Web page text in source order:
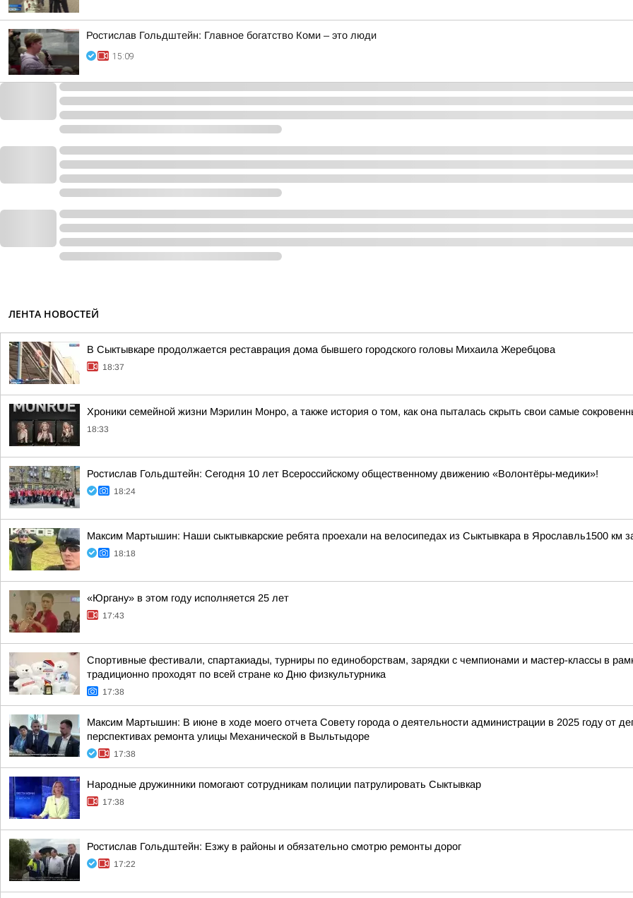
Ростислав Гольдштейн: Главное богатство Коми – это люди
15:09
ЛЕНТА НОВОСТЕЙ
В Сыктывкаре продолжается реставрация дома бывшего городского головы Михаила Жеребцова
18:37
Хроники семейной жизни Мэрилин Монро, а также история о том, как она пыталась скрыть свои самые
18:33
Ростислав Гольдштейн: Сегодня 10 лет Всероссийскому общественному движению «Волонтёры-медики»!
18:24
Максим Мартышин: Наши сыктывкарские ребята проехали на велосипедах из Сыктывкара в Ярославль1500 км
18:18
«Юргану» в этом году исполняется 25 лет
17:43
Спортивные фестивали, спартакиады, турниры по единоборствам, зарядки с чемпионами и мастер-классы в
традиционно проходят по всей стране ко Дню физкультурника
17:38
Максим Мартышин: В июне в ходе моего отчета Совету города о деятельности администрации в 2025 году от
перспективах ремонта улицы Механической в Выльтыдоре
17:38
Народные дружинники помогают сотрудникам полиции патрулировать Сыктывкар
17:38
Ростислав Гольдштейн: Езжу в районы и обязательно смотрю ремонты дорог
17:22